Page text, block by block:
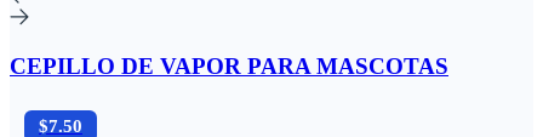
CEPILLO DE VAPOR PARA MASCOTAS
$7.50